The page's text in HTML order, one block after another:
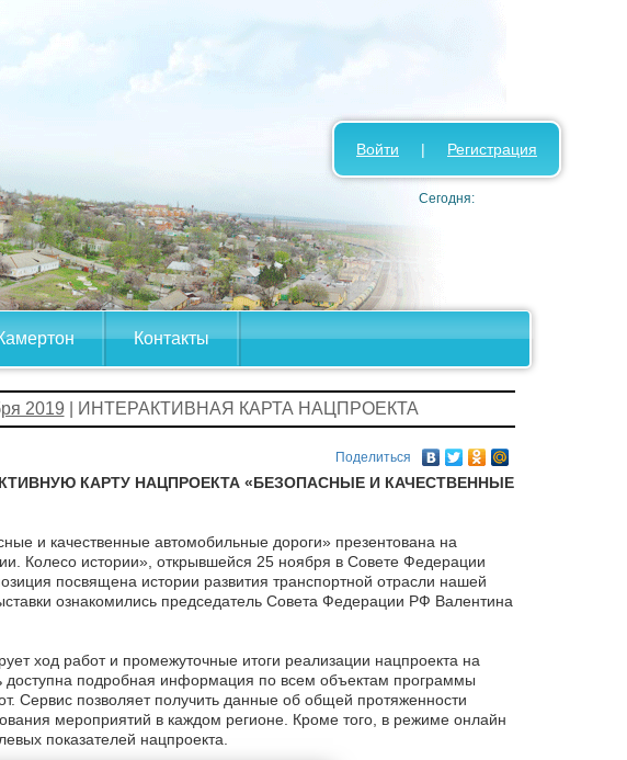
Контакты
Войти | Регистрация
Сегодня:
2019 | ИНТЕРАКТИВНАЯ КАРТА НАЦПРОЕКТА
Поделиться
КАРТУ НАЦПРОЕКТА «БЕЗОПАСНЫЕ И КАЧЕСТВЕННЫЕ
и качественные автомобильные дороги» презентована на
Колесо истории», открывшейся 25 ноября в Совете Федерации
посвящена истории развития транспортной отрасли нашей
ознакомились председатель Совета Федерации РФ Валентина
ход работ и промежуточные итоги реализации нацпроекта на
доступна подробная информация по всем объектам программы
Сервис позволяет получить данные об общей протяженности
мероприятий в каждом регионе. Кроме того, в режиме онлайн
показателей нацпроекта.